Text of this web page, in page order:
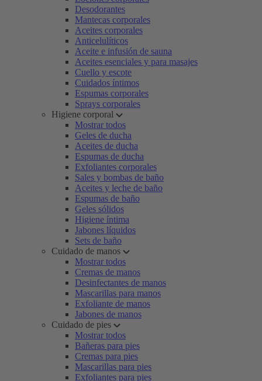
Desodorantes
Mantecas corporales
Aceites corporales
Anticelulíticos
Aceite e infusión de sauna
Aceites esenciales y para masajes
Cuello y escote
Cuidados íntimos
Espumas corporales
Sprays corporales
Higiene corporal
Mostrar todos
Geles de ducha
Aceites de ducha
Espumas de ducha
Exfoliantes corporales
Sales y bombas de baño
Aceites y leche de baño
Espumas de baño
Geles sólidos
Higiene íntima
Jabones líquidos
Sets de baño
Cuidado de manos
Mostrar todos
Cremas de manos
Desinfectantes de manos
Mascarillas para manos
Exfoliante de manos
Jabones de manos
Cuidado de pies
Mostrar todos
Bañeras para pies
Cremas para pies
Mascarillas para pies
Exfoliantes para pies